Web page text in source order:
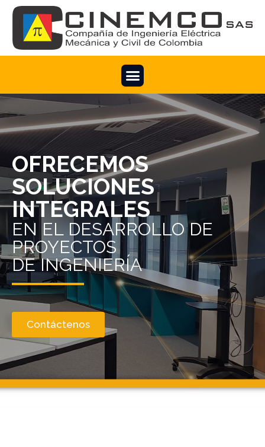
OFRECEMOS
SOLUCIONES
INTEGRALES
EN EL DESARROLLO DE
PROYECTOS
DE INGENIERÍA
Contáctenos